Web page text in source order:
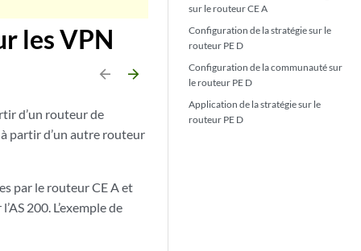
sur le routeur CE A
Configuration de la stratégie sur le
routeur PE D
Configuration de la communauté sur
le routeur PE D
Application de la stratégie sur le
routeur PE D
les VPN
arrow_backward arrow_forward
d’un routeur de
partir d’un autre routeur
par le routeur CE A et
200. L’exemple de